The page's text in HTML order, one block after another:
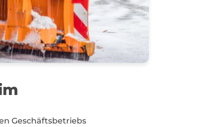
Geschäftsbetriebs